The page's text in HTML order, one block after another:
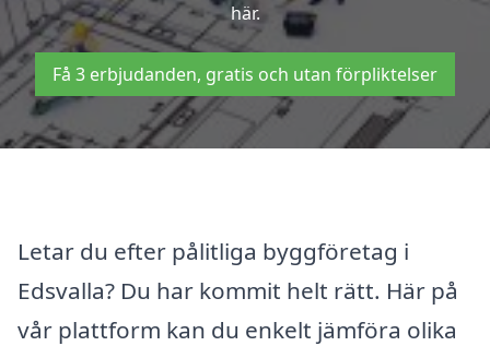
här.
Få 3 erbjudanden, gratis och utan förpliktelser
Letar du efter pålitliga byggföretag i
Edsvalla? Du har kommit helt rätt. Här på
vår plattform kan du enkelt jämföra olika